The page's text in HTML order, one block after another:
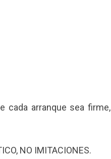
cada arranque sea firme,
NO IMITACIONES.